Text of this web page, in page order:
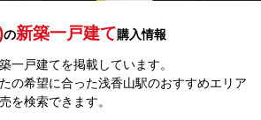
の新築一戸建て購入情報
一戸建てを掲載しています。
の希望に合った浅香山駅のおすすめエリア
を検索できます。